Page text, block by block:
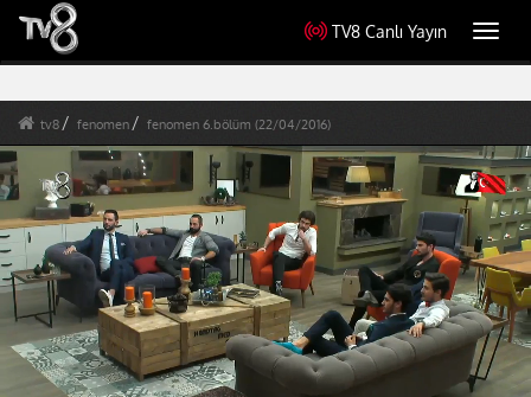
TV8 Canlı Yayın
tv8 fenomen fenomen 6.bölüm (22/04/2016)